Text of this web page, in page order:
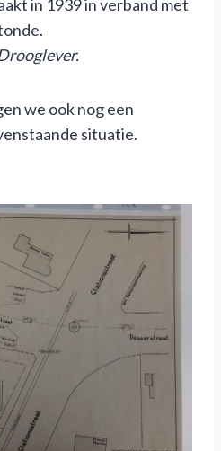
in 1939 in verband met
we ook nog een
situatie.